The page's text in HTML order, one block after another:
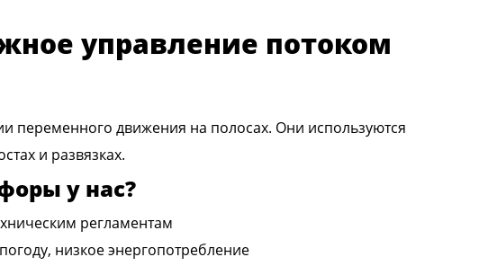
управление потоком
переменного движения на полосах. Они используются
и развязках.
у нас?
регламентам
низкое энергопотребление